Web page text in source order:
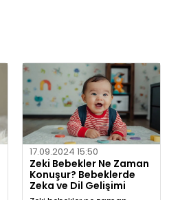
17.09.2024 15:50
Zeki Bebekler Ne Zaman
Konuşur? Bebeklerde
Zeka ve Dil Gelişimi